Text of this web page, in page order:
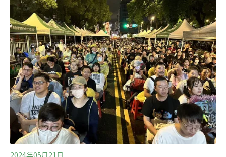
達2.5萬公噸二氧化碳當量的業者須依環境部或金管會規定
執行碳盤查，其中由環境部納管應盤查的中小企業不到10
家。環境部昨（30）日公布2030年減碳目標，並舉行「我
國2030減碳新目標暨擴大碳盤查登錄預告」記者會，氣候
變遷署署長蔡玲儀表示，為使中小企業掌握自身碳排、加
大減碳力道，環境部預計擴大強制碳盤查對象，明
（2025）年1月中將提「事業應盤查登錄及查驗溫室氣體
排放量之排放源」修正草案